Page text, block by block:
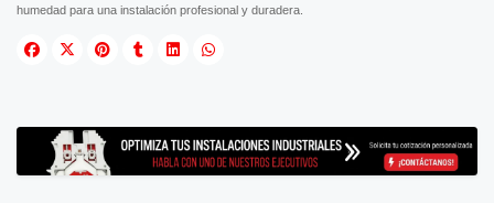
humedad para una instalación profesional y duradera.